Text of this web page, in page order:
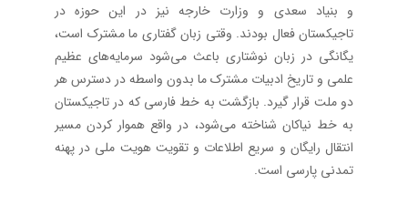
و بنیاد سعدی و وزارت خارجه نیز در این حوزه در
تاجیکستان فعال بودند. وقتی زبان گفتاری ما مشترک است،
یگانگی در زبان نوشتاری باعث می‌شود سرمایه‌های عظیم
علمی و تاریخ ادبیات مشترک ما بدون واسطه در دسترس هر
دو ملت قرار گیرد. بازگشت به خط فارسی که در تاجیکستان
به خط نیاکان شناخته می‌شود، در واقع هموار کردن مسیر
انتقال رایگان و سریع اطلاعات و تقویت هویت ملی در پهنه
تمدنی پارسی است.